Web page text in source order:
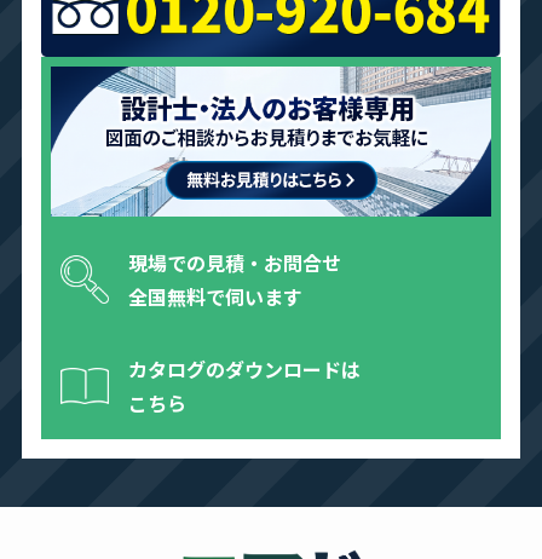
現場での見積・お問合せ
全国無料で伺います
カタログのダウンロードは
こちら